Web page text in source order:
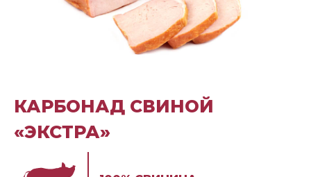
КАРБОНАД СВИНОЙ
«ЭКСТРА»